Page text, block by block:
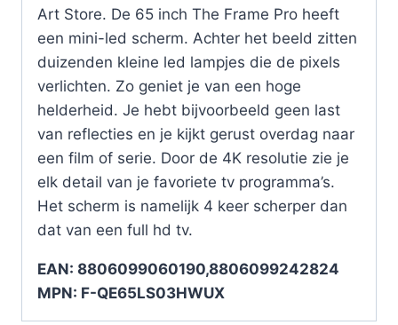
Art Store. De 65 inch The Frame Pro heeft
een mini-led scherm. Achter het beeld zitten
duizenden kleine led lampjes die de pixels
verlichten. Zo geniet je van een hoge
helderheid. Je hebt bijvoorbeeld geen last
van reflecties en je kijkt gerust overdag naar
een film of serie. Door de 4K resolutie zie je
elk detail van je favoriete tv programma’s.
Het scherm is namelijk 4 keer scherper dan
dat van een full hd tv.
EAN: 8806099060190,8806099242824
MPN: F-QE65LS03HWUX